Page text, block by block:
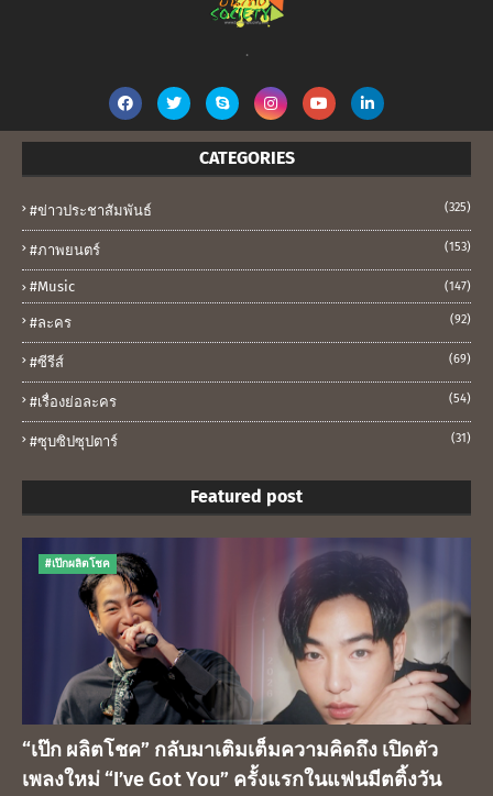
.
CATEGORIES
#ข่าวประชาสัมพันธ์ (325)
#ภาพยนตร์ (153)
#music (147)
#ละคร (92)
#ซีรีส์ (69)
#เรื่องย่อละคร (54)
#ซุบซิปซุปตาร์ (31)
Featured post
#เป๊กผลิตโชค
“เป๊ก ผลิตโชค” กลับมาเติมเต็มความคิดถึง เปิดตัว
เพลงใหม่ “I’ve Got You” ครั้งแรกในแฟนมีตติ้งวัน